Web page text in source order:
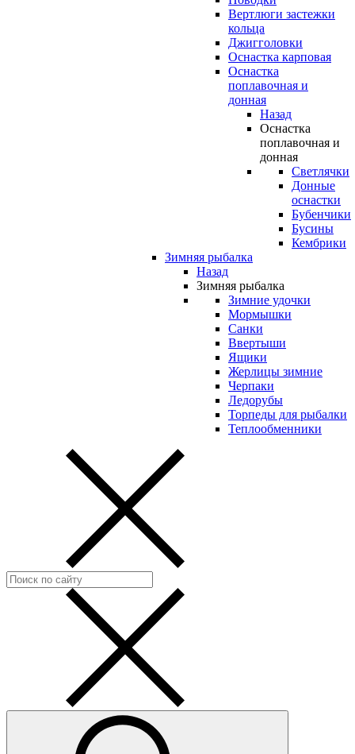
Вертлюги застежки
кольца
Джигголовки
Оснастка карповая
Оснастка
поплавочная и
донная
Назад
Оснастка
поплавочная и
донная
Светлячки
Донные
оснастки
Бубенчики
Бусины
Кембрики
Зимняя рыбалка
Назад
Зимняя рыбалка
Зимние удочки
Мормышки
Санки
Ввертыши
Ящики
Жерлицы зимние
Черпаки
Ледорубы
Торпеды для рыбалки
Теплообменники